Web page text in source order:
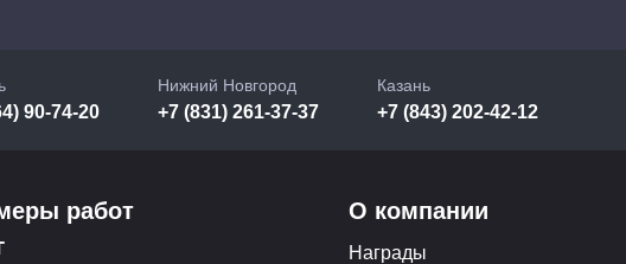
90-74-20
Нижний Новгород
+7 (831) 261-37-37
Казань
+7 (843) 202-42-12
работ
О компании
Награды